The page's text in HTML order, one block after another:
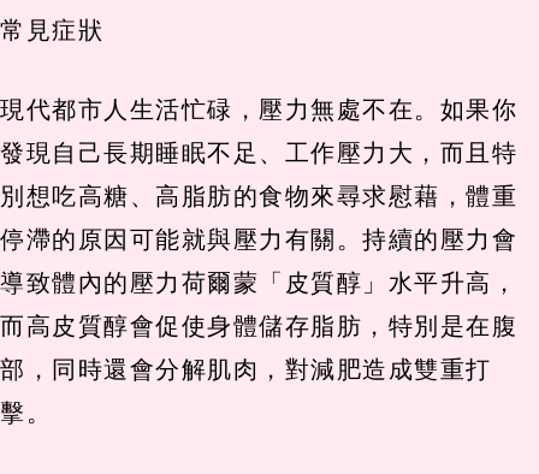
常見症狀
現代都市人生活忙碌，壓力無處不在。如果你
發現自己長期睡眠不足、工作壓力大，而且特
別想吃高糖、高脂肪的食物來尋求慰藉，體重
停滯的原因可能就與壓力有關。持續的壓力會
導致體內的壓力荷爾蒙「皮質醇」水平升高，
而高皮質醇會促使身體儲存脂肪，特別是在腹
部，同時還會分解肌肉，對減肥造成雙重打
擊。